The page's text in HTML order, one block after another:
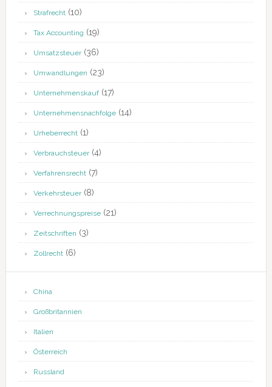
Strafrecht(10)
Tax Accounting (19)
Umsatzsteuer(36)
Umwandlungen (23)
Unternehmenskauf(17)
Unternehmensnachfolge(14)
Urheberrecht(1)
Verbrauchsteuer(4)
Verfahrensrecht(7)
Verkehrsteuer(8)
Verrechnungspreise(21)
Zeitschriften (3)
Zollrecht(6)
China
Großbritannien
Italien
Österreich
Russland